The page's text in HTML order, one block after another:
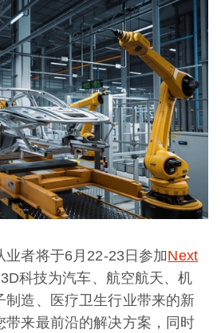
业者将于6月22-23日参加Next
科技为汽车、航空航天、机
制造、医疗卫生行业带来的新
带来最前沿的解决方案，同时